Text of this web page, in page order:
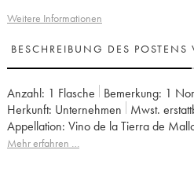
Weitere Informationen
BESCHREIBUNG DES POSTENS
Anzahl: 1 Flasche Bemerkung: 1
Herkunft:
unternehmen Mwst.
Appellation:
Vino de la Tierra de
Mehr erfahren …